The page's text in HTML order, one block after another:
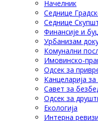
Начелник
Седнице
Седнице
Финансије и
Урбанизам
Комунални
Имовинско-
Одсек за
Канцеларија
Савет за
Одсек за
Eкологија
Интерна